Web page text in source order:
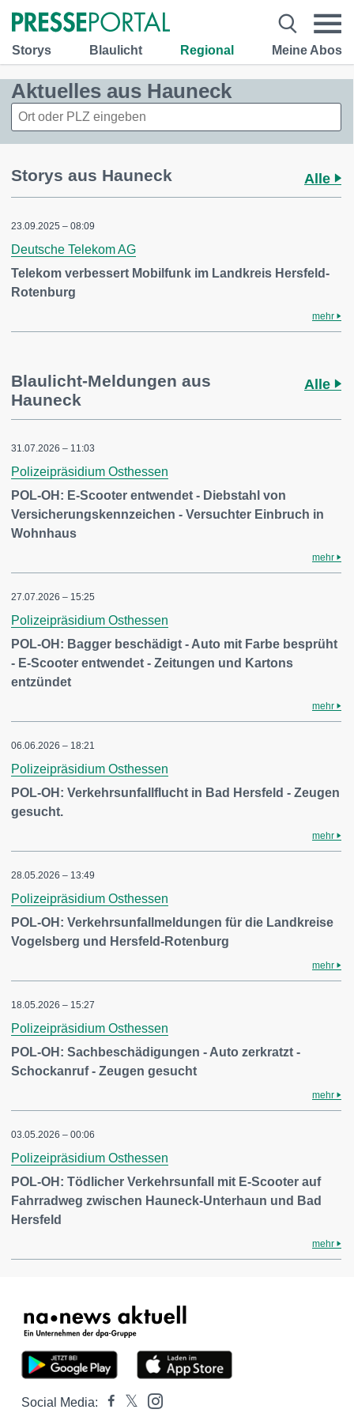
Storys Blaulicht Regional Meine Abos
Aktuelles aus Hauneck
Storys aus Hauneck Alle
23.09.2025 – 08:09
Deutsche Telekom AG
Telekom verbessert Mobilfunk im Landkreis Hersfeld-
Rotenburg
mehr
Blaulicht-Meldungen aus
Hauneck
Alle
31.07.2026 – 11:03
Polizeipräsidium Osthessen
POL-OH: E-Scooter entwendet - Diebstahl von
Versicherungskennzeichen - Versuchter Einbruch in
Wohnhaus
mehr
27.07.2026 – 15:25
Polizeipräsidium Osthessen
POL-OH: Bagger beschädigt - Auto mit Farbe besprüht
- E-Scooter entwendet - Zeitungen und Kartons
entzündet
mehr
06.06.2026 – 18:21
Polizeipräsidium Osthessen
POL-OH: Verkehrsunfallflucht in Bad Hersfeld - Zeugen
gesucht.
mehr
28.05.2026 – 13:49
Polizeipräsidium Osthessen
POL-OH: Verkehrsunfallmeldungen für die Landkreise
Vogelsberg und Hersfeld-Rotenburg
mehr
18.05.2026 – 15:27
Polizeipräsidium Osthessen
POL-OH: Sachbeschädigungen - Auto zerkratzt -
Schockanruf - Zeugen gesucht
mehr
03.05.2026 – 00:06
Polizeipräsidium Osthessen
POL-OH: Tödlicher Verkehrsunfall mit E-Scooter auf
Fahrradweg zwischen Hauneck-Unterhaun und Bad
Hersfeld
mehr
Social Media: